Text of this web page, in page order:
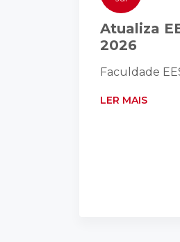
Atualiza
2026
Faculdade
LER MAIS